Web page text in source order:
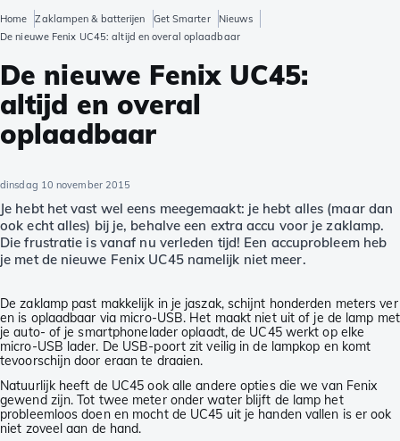
Home Zaklampen & batterijen Get Smarter
Nieuws
De nieuwe Fenix UC45: altijd en overal oplaadbaar
De nieuwe Fenix UC45:
altijd en overal
oplaadbaar
dinsdag 10 november 2015
Je hebt het vast wel eens meegemaakt: je hebt alles (maar dan
ook echt alles) bij je, behalve een extra accu voor je zaklamp.
Die frustratie is vanaf nu verleden tijd! Een accuprobleem heb
je met de nieuwe Fenix UC45 namelijk niet meer.
De zaklamp past makkelijk in je jaszak, schijnt honderden meters ver
en is oplaadbaar via micro-USB. Het maakt niet uit of je de lamp met
je auto- of je smartphonelader oplaadt, de UC45 werkt op elke
micro-USB lader. De USB-poort zit veilig in de lampkop en komt
tevoorschijn door eraan te draaien.
Natuurlijk heeft de UC45 ook alle andere opties die we van Fenix
gewend zijn. Tot twee meter onder water blijft de lamp het
probleemloos doen en mocht de UC45 uit je handen vallen is er ook
niet zoveel aan de hand.